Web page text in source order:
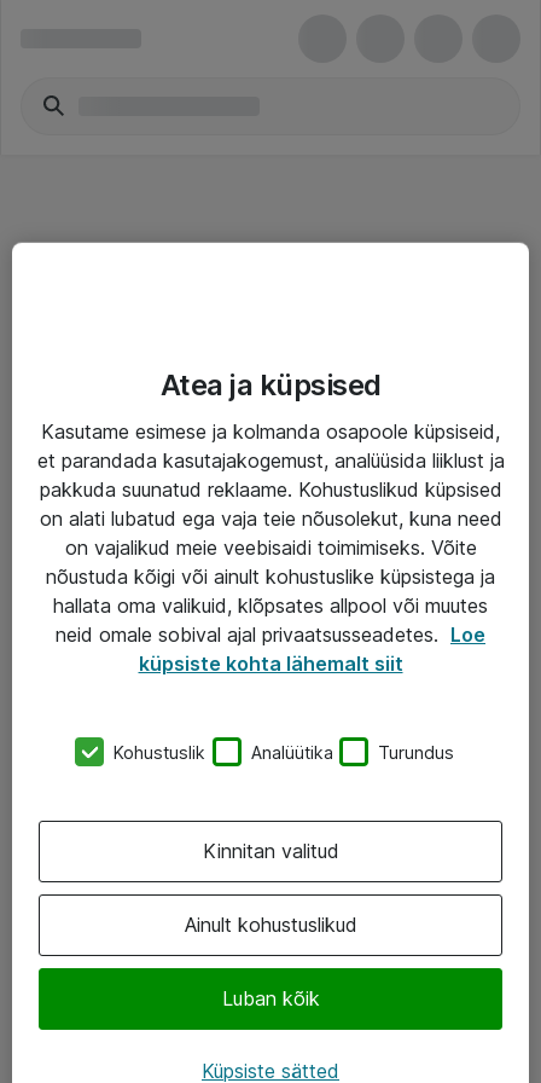
Haldusteenused
Garantii
Turva- ja nõrkvoolulahendused
AS ATEA
+372 659 3591
Järvevana tee 7b, 10112 Tallinn
Facebook
Atea ja küpsised
Kasutame esimese ja kolmanda osapoole küpsiseid,
et parandada kasutajakogemust, analüüsida liiklust ja
pakkuda suunatud reklaame. Kohustuslikud küpsised
on alati lubatud ega vaja teie nõusolekut, kuna need
on vajalikud meie veebisaidi toimimiseks. Võite
nõustuda kõigi või ainult kohustuslike küpsistega ja
hallata oma valikuid, klõpsates allpool või muutes
neid omale sobival ajal privaatsusseadetes. Loe
küpsiste kohta lähemalt siit
Kohustuslik Analüütika Turundus
Ainult kohustuslikud
Luban kõik
Kinnitan valitud
Küpsiste sätted